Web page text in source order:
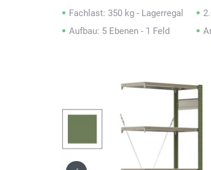
Fachlast: 350 kg - Lagerregal
Aufbau: 5 Ebenen - 1 Feld